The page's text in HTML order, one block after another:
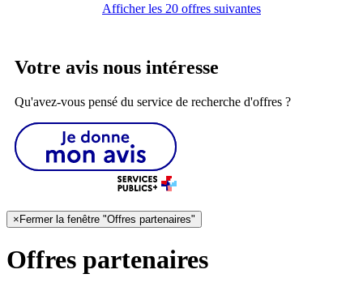
Afficher les 20 offres suivantes
Votre avis nous intéresse
Qu'avez-vous pensé du service de recherche d'offres ?
×Fermer la fenêtre "Offres partenaires"
Offres partenaires